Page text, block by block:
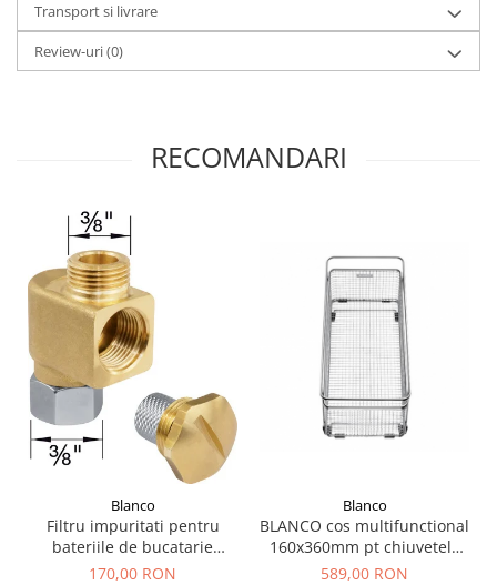
Transport si livrare
Review-uri(0)
RECOMANDARI
Blanco
Filtru impuritati pentru
bateriile de bucatarie
Blanco
170,00 RON
Blanco
BLANCO cos multifunctional
160x360mm pt chiuvetele
Andano si Subline
589,00 RON